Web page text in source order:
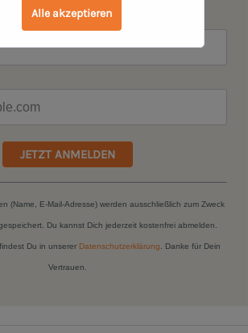
JETZT ANMELDEN
(Name, E-Mail-Adresse) werden ausschließlich zum Zweck
Du kannst Dich jederzeit kostenfrei abmelden.
Du in unserer Datenschutzerklärung. Danke für Dein
Vertrauen.
Alle akzeptieren